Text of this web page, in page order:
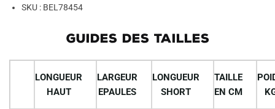
SKU : BEL78454
GUIDES DES TAILLES
LONGUEUR
HAUT
LARGEUR
EPAULES
LONGUEUR
SHORT
TAILLE
EN CM